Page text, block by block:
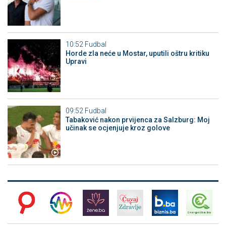
10:52 Fudbal
Horde zla neće u Mostar, uputili oštru kritiku
Upravi
09:52 Fudbal
Tabaković nakon prvijenca za Salzburg: Moj
učinak se ocjenjuje kroz golove